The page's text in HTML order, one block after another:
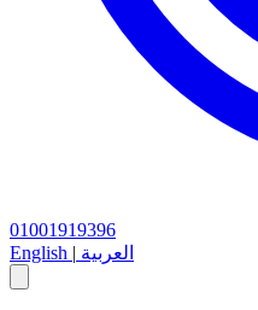
01001919396
English | العربية